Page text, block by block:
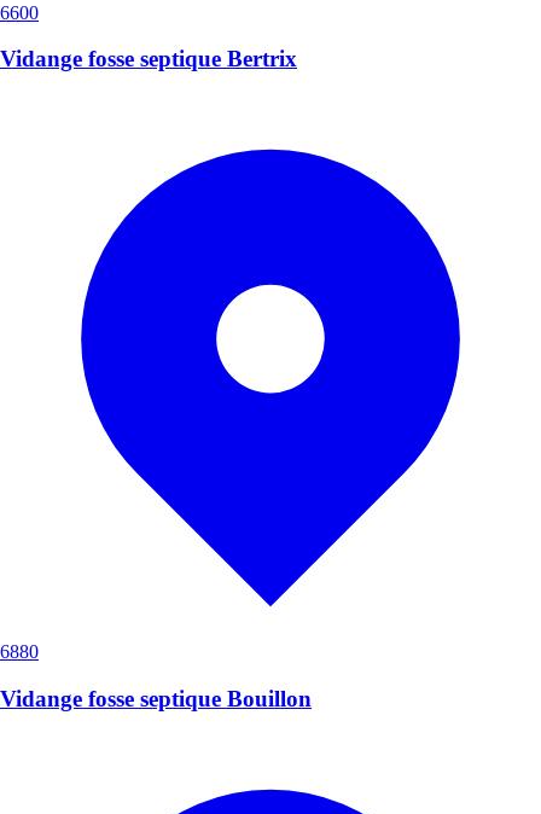
6600
Vidange fosse septique Bertrix
6880
Vidange fosse septique Bouillon